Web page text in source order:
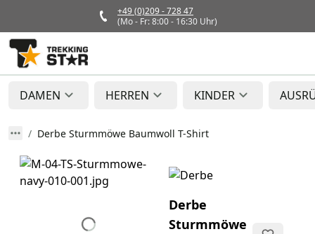
+49 (0)209 - 728 47
(Mo - Fr: 8:00 - 16:30 Uhr)
DAMEN HERREN KINDER
Derbe Sturmmöwe Baumwoll T-Shirt
Derbe
Sturmmöwe